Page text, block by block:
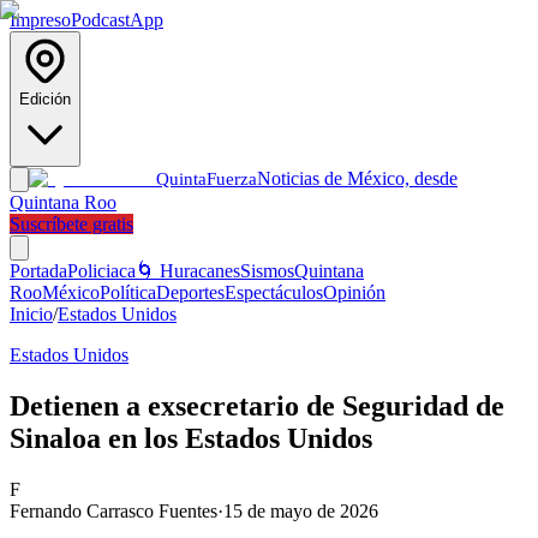
ImpresoPodcastApp
Edición
QuintaFuerzaNoticias de México, desde
Quintana Roo
Suscríbete gratis
PortadaPoliciaca 🌀 HuracanesSismosQuintana
RooMéxicoPolíticaDeportesEspectáculosOpinión
Inicio/Estados Unidos
Estados Unidos
Detienen a exsecretario de Seguridad de
Sinaloa en los Estados Unidos
F
Fernando Carrasco Fuentes·15 de mayo de 2026